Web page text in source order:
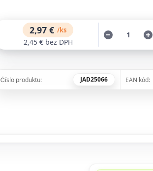
2,97 € /ks
2,45 € bez DPH
Číslo produktu: JAD25066 EAN kód: